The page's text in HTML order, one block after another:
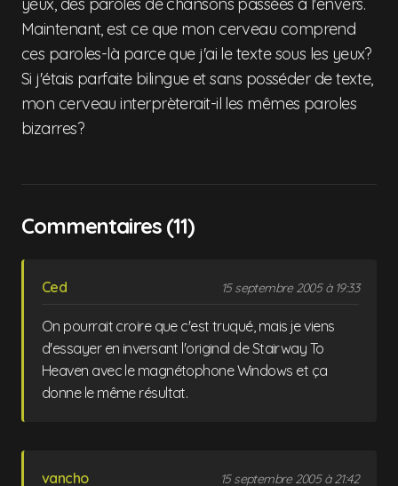
Maintenant, est ce que mon cerveau comprend
ces paroles-là parce que j'ai le texte sous les yeux?
Si j'étais parfaite bilingue et sans posséder de texte,
mon cerveau interprèterait-il les mêmes paroles
bizarres?
Commentaires (11)
Ced 15 septembre 2005 à 19:33
On pourrait croire que c'est truqué, mais je viens
d'essayer en inversant l'original de Stairway To
Heaven avec le magnétophone Windows et ça
donne le même résultat.
vancho 15 septembre 2005 à 21:42